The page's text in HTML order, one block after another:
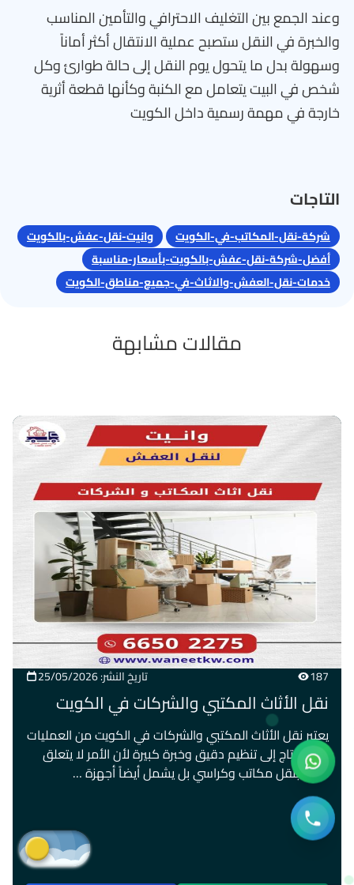
وعند الجمع بين التغليف الاحترافي والتأمين المناسب
والخبرة في النقل ستصبح عملية الانتقال أكثر أماناً
وسهولة بدل ما يتحول يوم النقل إلى حالة طوارئ وكل
شخص في البيت يتعامل مع الكنبة وكأنها قطعة أثرية
خارجة في مهمة رسمية داخل الكويت
التاجات
شركة-نقل-المكاتب-في-الكويت
وانيت-نقل-عفش-بالكويت
أفضل-شركة-نقل-عفش-بالكويت-بأسعار-مناسبة
خدمات-نقل-العفش-والاثاث-في-جميع-مناطق-الكويت
مقالات مشابهة
187 تاريخ النشر: 25/05/2026
نقل الأثاث المكتبي والشركات في الكويت
يعتبر نقل الأثاث المكتبي والشركات في الكويت من العمليات
التي تحتاج إلى تنظيم دقيق وخبرة كبيرة لأن الأمر لا يتعلق
فقط بنقل مكاتب وكراسي بل يشمل أيضاً أجهزة …